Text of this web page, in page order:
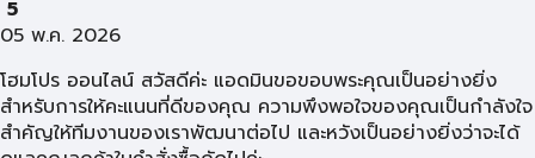
5
05 พ.ค. 2026
โฮมโปร ออนไลน์ สวัสดีค่ะ แอดมินขอขอบพระคุณเป็นอย่างยิ่ง
สำหรับการให้คะแนนที่ดีของคุณ ความพึงพอใจของคุณเป็นกำลังใจ
สำคัญให้ทีมงานของเราพัฒนาต่อไป และหวังเป็นอย่างยิ่งว่าจะได้